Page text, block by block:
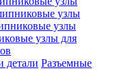
узлы
узлы
узлы для
Разъемные